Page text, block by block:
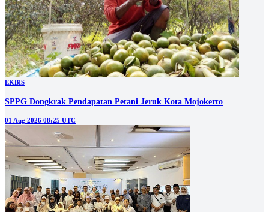
EKBIS
SPPG Dongkrak Pendapatan Petani Jeruk Kota Mojokerto
01 Aug 2026 08:25 UTC